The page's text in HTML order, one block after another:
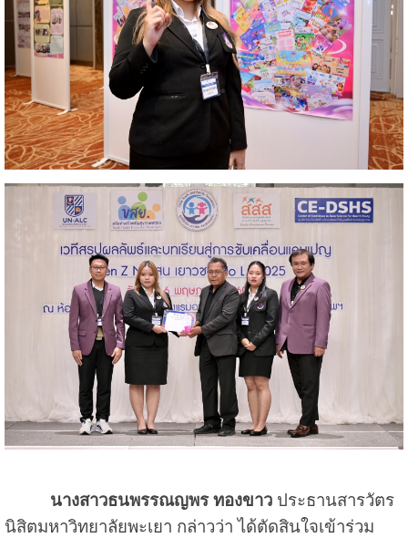
นางสาวธนพรรณญพร ทองขาวประธานสารวัตร
นิสิตมหาวิทยาลัยพะเยา กล่าวว่า ได้ตัดสินใจเข้าร่วม